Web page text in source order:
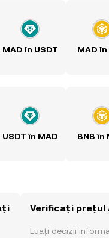
MAD în USDT MAD în
USDT în MAD BNB în
Verificați prețul
Luați decizii